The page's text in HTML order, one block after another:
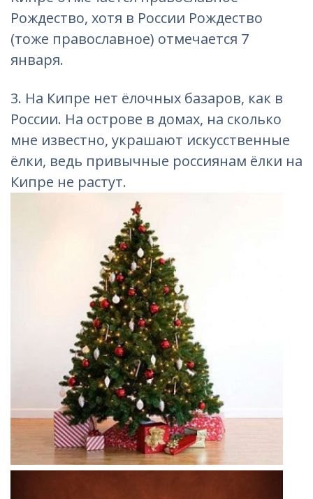
Рождество, хотя в России Рождество
(тоже православное) отмечается 7
января.
3. На Кипре нет ёлочных базаров, как в
России. На острове в домах, на сколько
мне известно, украшают искусственные
ёлки, ведь привычные россиянам ёлки на
Кипре не растут.